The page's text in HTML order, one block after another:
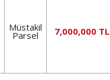
Müstakil
Parsel 7,000,000 TL